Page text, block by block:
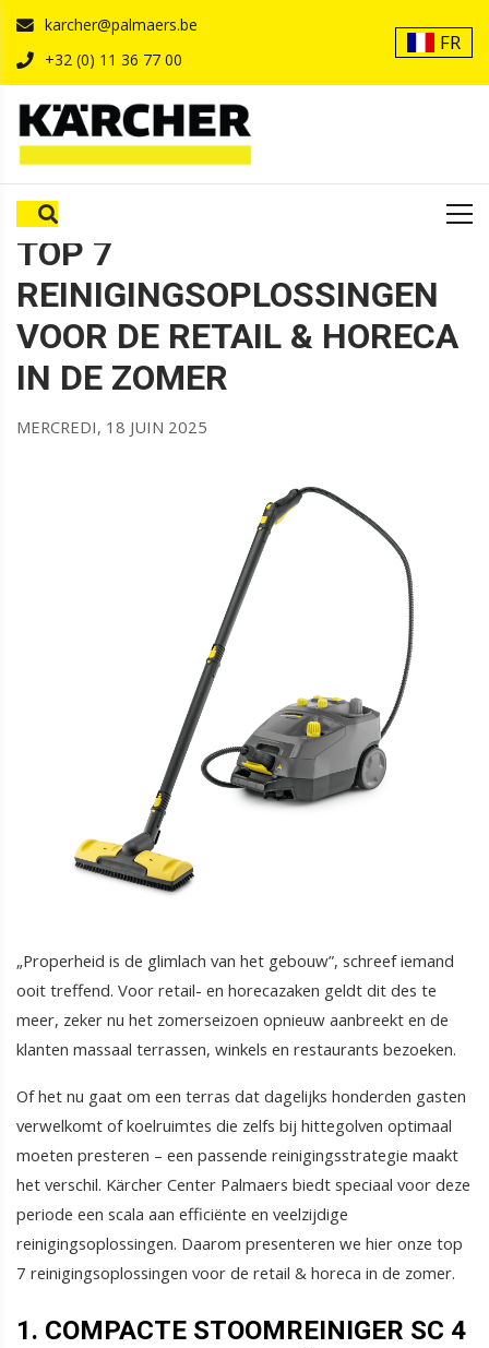
karcher@palmaers.be
+32 (0) 11 36 77 00
FR
TOP 7
REINIGINGSOPLOSSINGEN
VOOR DE RETAIL & HORECA
IN DE ZOMER
MERCREDI, 18 JUIN 2025
„Properheid is de glimlach van het gebouw”, schreef iemand
ooit treffend. Voor retail- en horecazaken geldt dit des te
meer, zeker nu het zomerseizoen opnieuw aanbreekt en de
klanten massaal terrassen, winkels en restaurants bezoeken.
Of het nu gaat om een terras dat dagelijks honderden gasten
verwelkomt of koelruimtes die zelfs bij hittegolven optimaal
moeten presteren – een passende reinigingsstrategie maakt
het verschil. Kärcher Center Palmaers biedt speciaal voor deze
periode een scala aan efficiënte en veelzijdige
reinigingsoplossingen. Daarom presenteren we hier onze top
7 reinigingsoplossingen voor de retail & horeca in de zomer.
1. COMPACTE STOOMREINIGER SC 4